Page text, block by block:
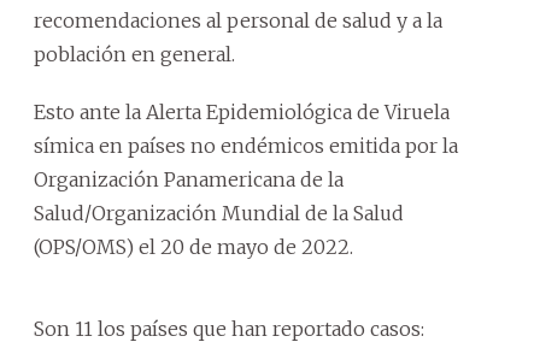
recomendaciones al personal de salud y a la
población en general.
Esto ante la Alerta Epidemiológica de Viruela
símica en países no endémicos emitida por la
Organización Panamericana de la
Salud/Organización Mundial de la Salud
(OPS/OMS) el 20 de mayo de 2022.
Son 11 los países que han reportado casos: